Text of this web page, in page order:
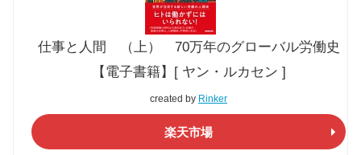
仕事と人間 （上） 70万年のグローバル労働史
【電子書籍】[ ヤン・ルカセン ]
created by Rinker
楽天市場